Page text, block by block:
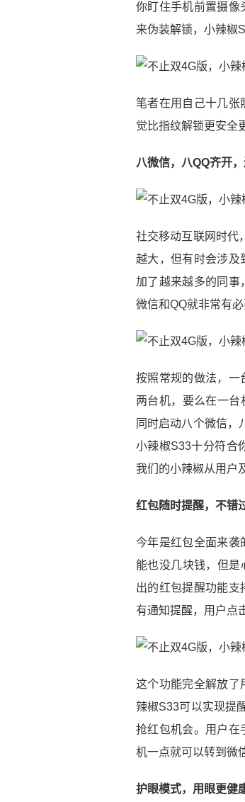
你盯住手机前置摄像
来伪装解锁，小辣椒
笔者在用自己十几张
觉比指纹解锁更安全
八微信，八QQ齐开，
社交移动互联网时代
越大，但有时会涉及
加了越来越多的同事
微信和QQ就非常有
按照常规的做法，一
两台机，要么在一
同时启动八个微信，
小辣椒S33十分符合
我们的小辣椒从用户
红包随时提醒，不错
今年是红包全面来袭
能也没几块钱，但
出的红包提醒功能支
有通知提醒，用户点
这个功能完全解放了
辣椒S33可以实现提
抢红包机会。用户在
机一点就可以转到微
护眼模式，用眼更健